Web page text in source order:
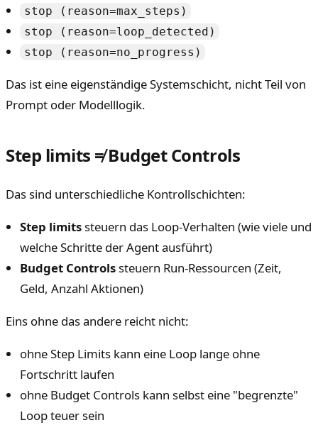
stop (reason=max_steps)
stop (reason=loop_detected)
stop (reason=no_progress)
Das ist eine eigenständige Systemschicht, nicht Teil von
Prompt oder Modelllogik.
Step limits ≠ Budget Controls
Das sind unterschiedliche Kontrollschichten:
Step limitssteuern das Loop-Verhalten (wie viele und
welche Schritte der Agent ausführt)
Budget Controlssteuern Run-Ressourcen (Zeit,
Geld, Anzahl Aktionen)
Eins ohne das andere reicht nicht:
ohne Step Limits kann eine Loop lange ohne
Fortschritt laufen
ohne Budget Controls kann selbst eine "begrenzte"
Loop teuer sein